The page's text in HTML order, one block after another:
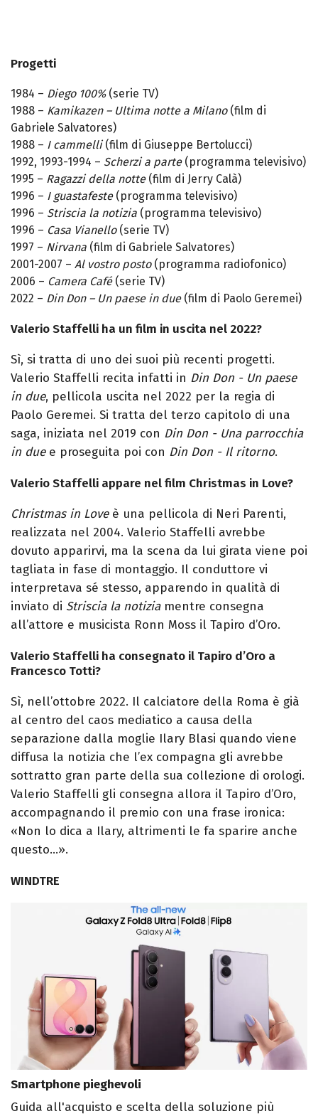
Progetti
1984 – Diego 100%(serie TV)
1988 – Kamikazen – Ultima notte a Milano(film di
Gabriele Salvatores)
1988 – I cammelli(film di Giuseppe Bertolucci)
1992, 1993-1994 – Scherzi a parte(programma televisivo)
1995 – Ragazzi della notte(film di Jerry Calà)
1996 – I guastafeste(programma televisivo)
1996 – Striscia la notizia (programma televisivo)
1996 – Casa Vianello(serie TV)
1997 – Nirvana (film di Gabriele Salvatores)
2001-2007 – Al vostro posto(programma radiofonico)
2006 – Camera Café(serie TV)
2022 – Din Don – Un paese in due(film di Paolo Geremei)
Valerio Staffelli ha un film in uscita nel 2022?
Sì, si tratta di uno dei suoi più recenti progetti.
Valerio Staffelli recita infatti in Din Don - Un paese
in due, pellicola uscita nel 2022 per la regia di
Paolo Geremei. Si tratta del terzo capitolo di una
saga, iniziata nel 2019 con Din Don - Una parrocchia
in duee proseguita poi con Din Don - Il ritorno.
Valerio Staffelli appare nel film Christmas in Love?
Christmas in Loveè una pellicola di Neri Parenti,
realizzata nel 2004. Valerio Staffelli avrebbe
dovuto apparirvi, ma la scena da lui girata viene poi
tagliata in fase di montaggio. Il conduttore vi
interpretava sé stesso, apparendo in qualità di
inviato di Striscia la notiziamentre consegna
all’attore e musicista Ronn Moss il Tapiro d’Oro.
Valerio Staffelli ha consegnato il Tapiro d’Oro a
Francesco Totti?
Sì, nell’ottobre 2022. Il calciatore della Roma è già
al centro del caos mediatico a causa della
separazione dalla moglie Ilary Blasi quando viene
diffusa la notizia che l’ex compagna gli avrebbe
sottratto gran parte della sua collezione di orologi.
Valerio Staffelli gli consegna allora il Tapiro d’Oro,
accompagnando il premio con una frase ironica:
«Non lo dica a Ilary, altrimenti le fa sparire anche
questo…».
WINDTRE
Smartphone pieghevoli
Guida all'acquisto e scelta della soluzione più